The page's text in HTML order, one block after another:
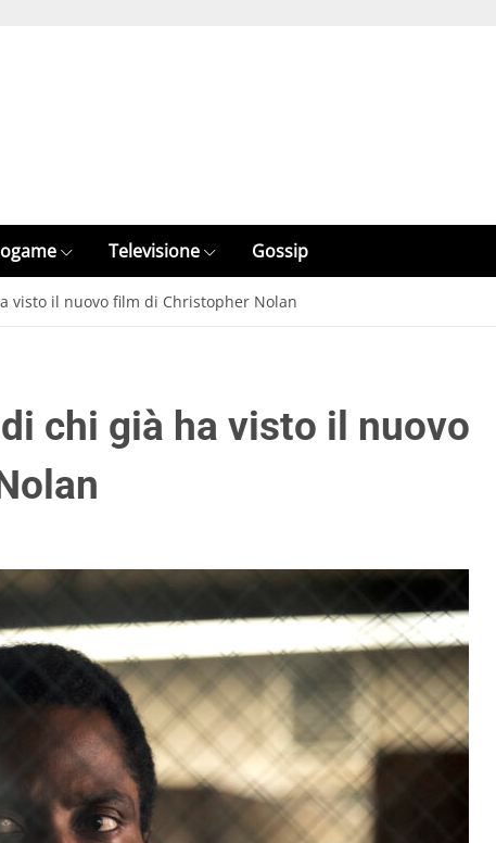
Televisione Gossip
visto il nuovo film di Christopher Nolan
chi già ha visto il nuovo